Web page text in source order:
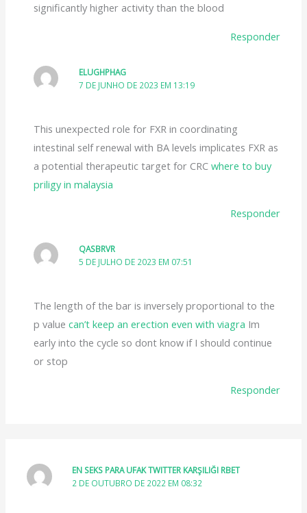
significantly higher activity than the blood
Responder
ELUGHPHAG
7 DE JUNHO DE 2023 EM 13:19
This unexpected role for FXR in coordinating
intestinal self renewal with BA levels implicates FXR as
a potential therapeutic target for CRC where to buy
priligy in malaysia
Responder
QASBRVR
5 DE JULHO DE 2023 EM 07:51
The length of the bar is inversely proportional to the
p value can’t keep an erection even with viagra Im
early into the cycle so dont know if I should continue
or stop
Responder
EN SEKS PARA UFAK TWITTER KARŞILIĞI RBET
2 DE OUTUBRO DE 2022 EM 08:32